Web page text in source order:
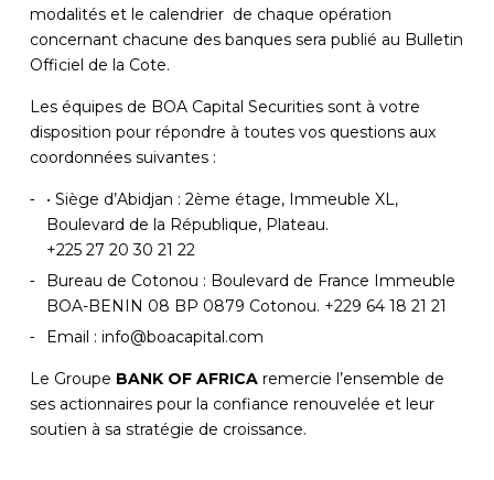
modalités et le calendrier de chaque opération
concernant chacune des banques sera publié au Bulletin
Officiel de la Cote.
Les équipes de BOA Capital Securities sont à votre
disposition pour répondre à toutes vos questions aux
coordonnées suivantes :
• Siège d’Abidjan : 2ème étage, Immeuble XL,
Boulevard de la République, Plateau.
+225 27 20 30 21 22
Bureau de Cotonou : Boulevard de France Immeuble
BOA-BENIN 08 BP 0879 Cotonou. +229 64 18 21 21
Email : info@boacapital.com
Le Groupe BANK OF AFRICAremercie l’ensemble de
ses actionnaires pour la confiance renouvelée et leur
soutien à sa stratégie de croissance.